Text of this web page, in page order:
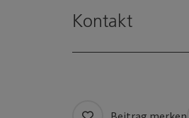
Kontakt